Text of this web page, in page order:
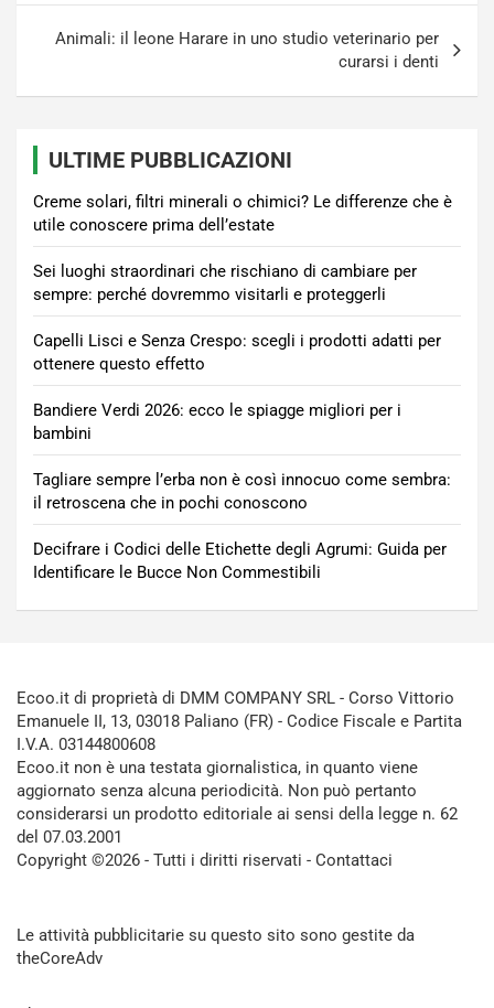
Animali: il leone Harare in uno studio veterinario per
curarsi i denti
ULTIME PUBBLICAZIONI
Creme solari, filtri minerali o chimici? Le differenze che è
utile conoscere prima dell’estate
Sei luoghi straordinari che rischiano di cambiare per
sempre: perché dovremmo visitarli e proteggerli
Capelli Lisci e Senza Crespo: scegli i prodotti adatti per
ottenere questo effetto
Bandiere Verdi 2026: ecco le spiagge migliori per i
bambini
Tagliare sempre l’erba non è così innocuo come sembra:
il retroscena che in pochi conoscono
Decifrare i Codici delle Etichette degli Agrumi: Guida per
Identificare le Bucce Non Commestibili
Ecoo.it di proprietà di DMM COMPANY SRL - Corso Vittorio
Emanuele II, 13, 03018 Paliano (FR) - Codice Fiscale e Partita
I.V.A. 03144800608
Ecoo.it non è una testata giornalistica, in quanto viene
aggiornato senza alcuna periodicità. Non può pertanto
considerarsi un prodotto editoriale ai sensi della legge n. 62
del 07.03.2001
Copyright ©2026 - Tutti i diritti riservati - Contattaci
Le attività pubblicitarie su questo sito sono gestite da
theCoreAdv